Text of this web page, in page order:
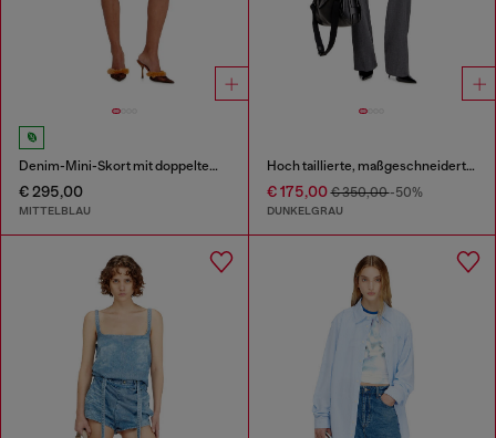
Denim-Mini-Skort mit doppeltem Bund
€ 295,00
MITTELBLAU
Hoch taillierte, maßgeschneiderte Hose
€ 175,00€ 350,00-50%
DUNKELGRAU